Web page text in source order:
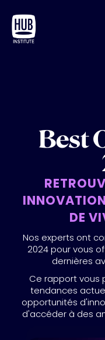
Best
DE
Nos experts ont
2024 pour vous
dernières
Ce rapport vous
tendances
opportunités
d'accéder à des